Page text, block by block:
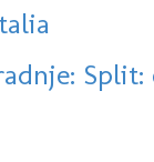
Split: